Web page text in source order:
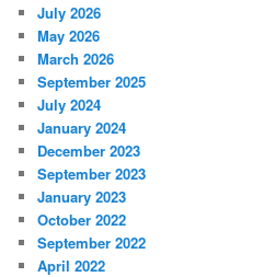
July 2026
May 2026
March 2026
September 2025
July 2024
January 2024
December 2023
September 2023
January 2023
October 2022
September 2022
April 2022